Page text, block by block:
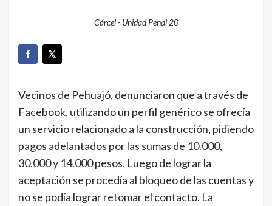
Cárcel - Unidad Penal 20
Vecinos de Pehuajó, denunciaron que a través de
Facebook, utilizando un perfil genérico se ofrecía
un servicio relacionado a la construcción, pidiendo
pagos adelantados por las sumas de 10.000,
30.000 y 14.000 pesos. Luego de lograr la
aceptación se procedía al bloqueo de las cuentas y
no se podía lograr retomar el contacto. La